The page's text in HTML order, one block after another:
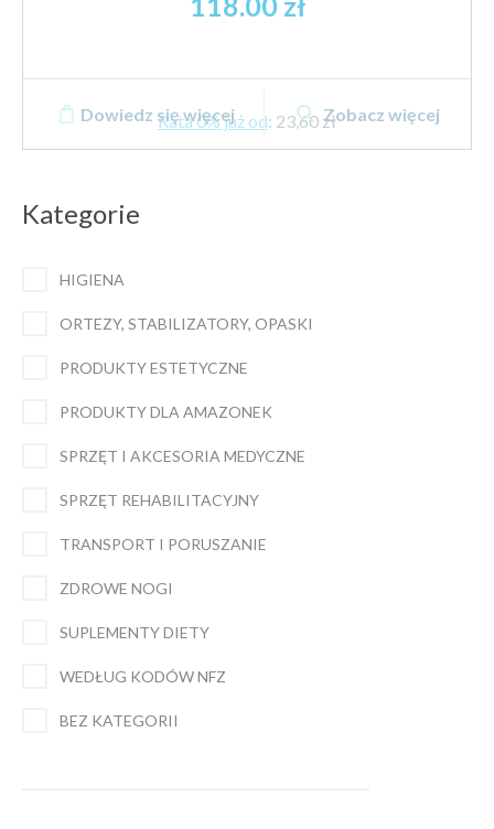
Kategorie
HIGIENA
ORTEZY, STABILIZATORY, OPASKI
PRODUKTY ESTETYCZNE
PRODUKTY DLA AMAZONEK
SPRZĘT I AKCESORIA MEDYCZNE
SPRZĘT REHABILITACYJNY
TRANSPORT I PORUSZANIE
ZDROWE NOGI
SUPLEMENTY DIETY
WEDŁUG KODÓW NFZ
BEZ KATEGORII
Rata 0% już od: 23,60 zł
Dowiedz się więcej Zobacz więcej